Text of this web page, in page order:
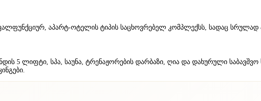
აპარტ-ოტელის ტიპის საცხოვრებელ კომპლექსს, სადაც სრულად
5 ლიფტი, სპა, საუნა, ტრენაჟორების დარბაზი, ღია და დახურული საბავშვო